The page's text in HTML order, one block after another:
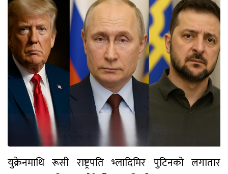
युक्रेनमाथि रूसी राष्ट्रपति भ्लादिमिर पुटिनको लगातार